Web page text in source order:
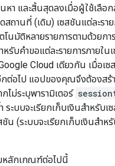
หา และสิ้นสุดลงเมื่อผู้ใช้เลือ
ดสถานที่ (เดิม) เซสชันแต่ละรา
นมัติหลายรายการตามด้วยก
รับคำขอแต่ละรายการภายใน
Cloud เดียวกัน เมื่อเ
กต่อไป แอปของคุณจึงต้องสร้
ไม่ระบุพารามิเตอร์
ะบบจะเรียกเก็บเงินสำหรับเ
ชัน (ระบบจะเรียกเก็บเงินสำห
หลักเกณฑ์ต่อไปนี้